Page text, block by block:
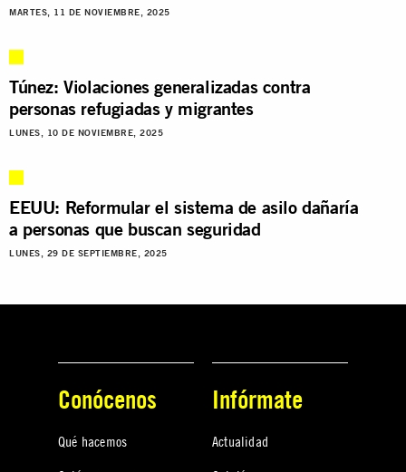
MARTES, 11 DE NOVIEMBRE, 2025
Túnez: Violaciones generalizadas contra
personas refugiadas y migrantes
LUNES, 10 DE NOVIEMBRE, 2025
EEUU: Reformular el sistema de asilo dañaría
a personas que buscan seguridad
LUNES, 29 DE SEPTIEMBRE, 2025
Conócenos
Qué hacemos
Infórmate
Actualidad